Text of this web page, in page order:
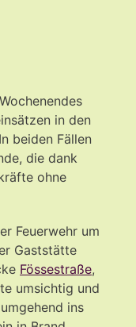
in den
beiden Fällen
die dank
ohne
Feuerwehr um
Gaststätte
Fössestraße,
umsichtig und
ins